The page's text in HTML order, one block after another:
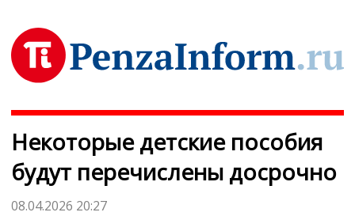
Некоторые детские пособия
будут перечислены досрочно
08.04.2026 20:27